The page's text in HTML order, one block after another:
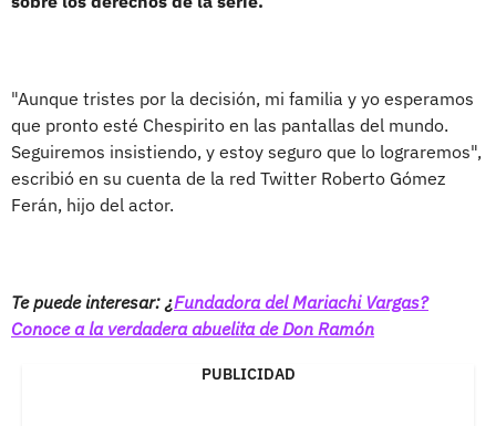
"Aunque tristes por la decisión, mi familia y yo esperamos
que pronto esté Chespirito en las pantallas del mundo.
Seguiremos insistiendo, y estoy seguro que lo lograremos",
escribió en su cuenta de la red Twitter Roberto Gómez
Ferán, hijo del actor.
Te puede interesar: ¿Fundadora del Mariachi Vargas?
Conoce a la verdadera abuelita de Don Ramón
PUBLICIDAD